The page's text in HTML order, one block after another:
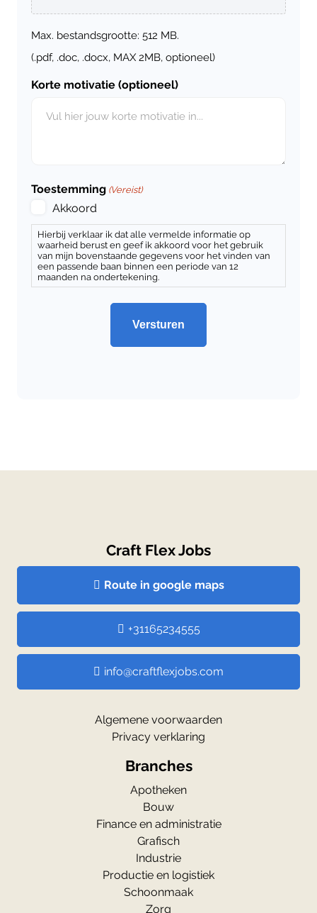
Max. bestandsgrootte: 512 MB.
(.pdf, .doc, .docx, MAX 2MB, optioneel)
Korte motivatie (optioneel)
Toestemming (Vereist)
Akkoord
Hierbij verklaar ik dat alle vermelde informatie op
waarheid berust en geef ik akkoord voor het gebruik
van mijn bovenstaande gegevens voor het vinden van
een passende baan binnen een periode van 12
maanden na ondertekening.
Craft Flex Jobs
Route in google maps
+31165234555
info@craftflexjobs.com
Algemene voorwaarden
Privacy verklaring
Branches
Apotheken
Bouw
Finance en administratie
Grafisch
Industrie
Productie en logistiek
Schoonmaak
Zorg